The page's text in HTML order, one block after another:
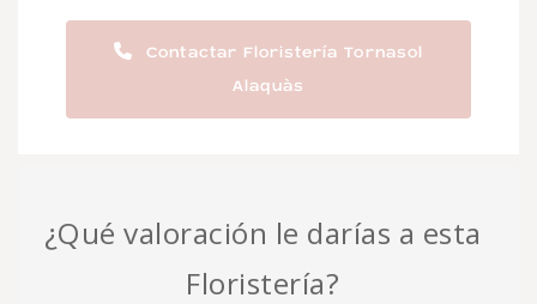
Contactar Floristería Tornasol
Alaquàs
¿Qué valoración le darías a esta
Floristería?